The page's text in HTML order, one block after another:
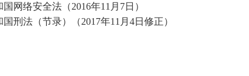
网络安全法（2016年11月7日）
刑法（节录）（2017年11月4日修正）